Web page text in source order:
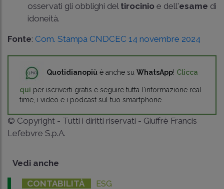
osservati gli obblighi del tirocinio e dell'esame di
idoneità.
Fonte: Com. Stampa CNDCEC 14 novembre 2024
Quotidianopiù è anche su WhatsApp! Clicca
qui per iscriverti gratis e seguire tutta l'informazione real
time, i video e i podcast sul tuo smartphone.
© Copyright - Tutti i diritti riservati - Giuffrè Francis
Lefebvre S.p.A.
Vedi anche
CONTABILITÀ ESG